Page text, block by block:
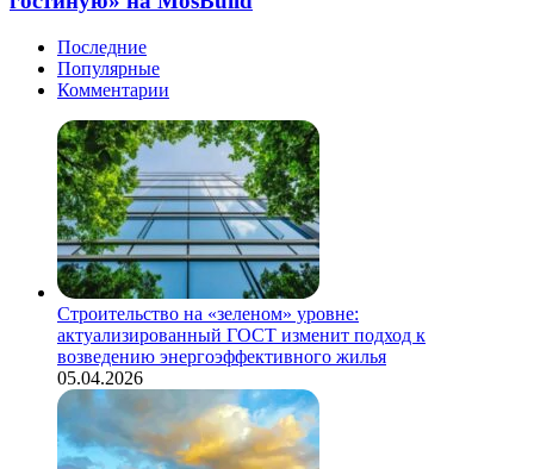
гостиную»
MosBuildПоследние
Популярные
Комментарии
Строительство на «зеленом» уровне:
актуализированный ГОСТ изменит подход к
возведению энергоэффективного жилья
05.04.2026